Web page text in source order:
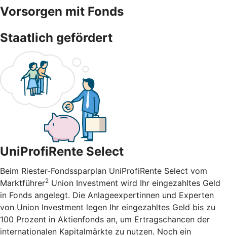
Vorsorgen mit Fonds
Staatlich gefördert
UniProfiRente Select
Beim Riester-Fondssparplan UniProfiRente Select vom
Marktführer2 Union Investment wird Ihr eingezahltes Geld
in Fonds angelegt. Die Anlageexpertinnen und Experten
von Union Investment legen Ihr eingezahltes Geld bis zu
100 Prozent in Aktienfonds an, um Ertragschancen der
internationalen Kapitalmärkte zu nutzen. Noch ein